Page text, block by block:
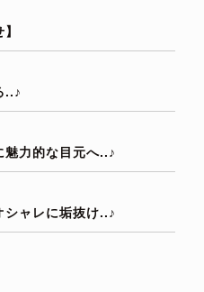
..♪
魅力的な目元へ..♪
シャレに垢抜け..♪